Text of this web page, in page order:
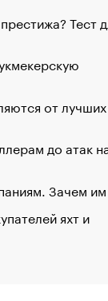
Тест
от лучших
до атак
Зачем
яхт и